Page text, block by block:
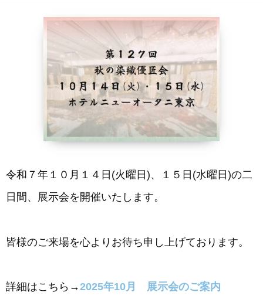
令和７年１０月１４日(火曜日)、１５日(水曜日)の二
日間、展示会を開催いたします。
皆様のご来場を心よりお待ち申し上げております。
詳細はこちら→2025年10月 展示会のご案内